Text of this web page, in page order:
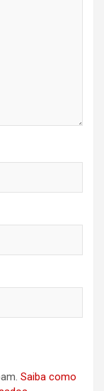
Saiba como